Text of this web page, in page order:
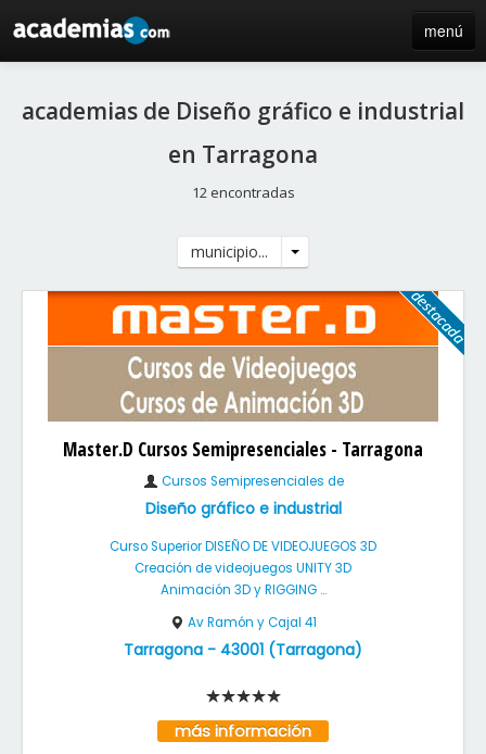
menú
blog
academias de Diseño gráfico e industrial
en Tarragona
12 encontradas
municipio...
Master.D Cursos Semipresenciales - Tarragona
Cursos Semipresenciales de
Diseño gráfico e industrial
Curso Superior DISEÑO DE VIDEOJUEGOS 3D
Creación de videojuegos UNITY 3D
Animación 3D y RIGGING ...
Av Ramón y Cajal 41
Tarragona - 43001 (Tarragona)
más información